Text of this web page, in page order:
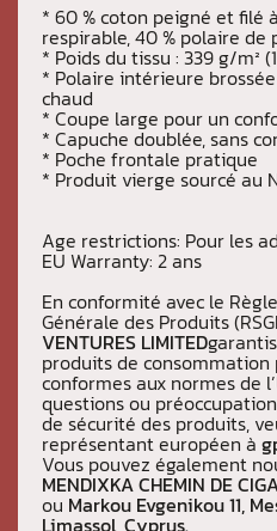
* 60 % coton peigné et filé
respirable, 40 % polaire de
* Poids du tissu : 339 g/m²
* Polaire intérieure
chaud
* Coupe large pour un
* Capuche doublée, sans
* Poche frontale pratique
* Produit vierge sourcé au
Age restrictions: Pour les
EU Warranty: 2 ans
En conformité avec le
Générale des Produits
VENTURES LIMITED
produits de consommation
conformes aux normes de
questions ou
de sécurité des produits,
représentant européen à
Vous pouvez également
MENDIXKA CHEMIN DE
ou Markou Evgenikou 11,
Limassol, Cyprus.